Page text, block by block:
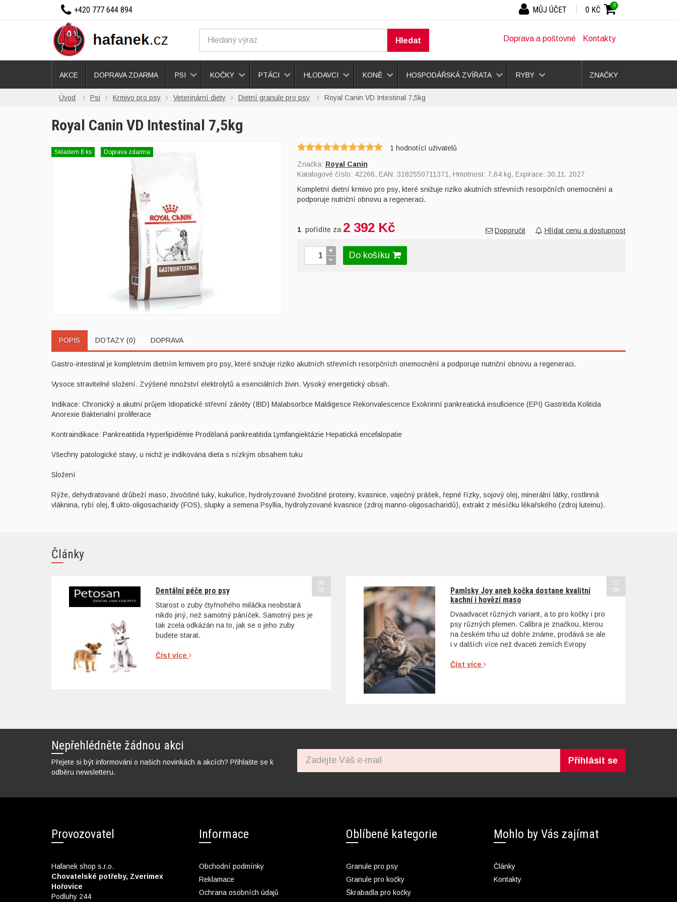
Hledat Doprava a poštovné Kontakty
Úvod Psi Krmivo pro psy Veterinární diety Dietní granule pro psy Royal Canin VD Intestinal 7,5kg
Royal Canin VD Intestinal 7,5kg
Skladem 8 ks Doprava zdarma 1 hodnotící uživatelů
Značka: Royal Canin
Katalogové číslo: 42266, EAN: 3182550711371 , Hmotnost: 7,64 kg, Expirace: 30.11. 2027
Kompletní dietní krmivo pro psy, které snižuje riziko akutních střevních resorpčních onemocnění a
podporuje nutriční obnovu a regeneraci.
Doporučit Hlídat cenu a dostupnost
1 pořídíte za 2 392 Kč
Do košíku
POPIS DOTAZY (0) DOPRAVA
Gastro-intestinal je kompletním dietním krmivem pro psy, které snižuje riziko akutních střevních resorpčních onemocnění a podporuje nutriční obnovu a regeneraci.
Vysoce stravitelné složení. Zvýšené množství elektrolytů a esenciálních živin. Vysoký energetický obsah.
Indikace: Chronický a akutní průjem Idiopatické střevní záněty (IBD) Malabsorbce Maldigesce Rekonvalescence Exokrinní pankreatická insuficience (EPI) Gastritida Kolitida
Anorexie Bakterialní proliferace
Kontraindikace: Pankreatitida Hyperlipidémie Prodělaná pankreatitida Lymfangiektázie Hepatická encefalopatie
Všechny patologické stavy, u nichž je indikována dieta s nízkým obsahem tuku
Složení
Rýže, dehydratované drůbeží maso, živočišné tuky, kukuřice, hydrolyzované živočišné proteiny, kvasnice, vaječný prášek, řepné řízky, sojový olej, minerální látky, rostlinná
vláknina, rybí olej, fl ukto-oligosacharidy (FOS), slupky a semena Psyllia, hydrolyzované kvasnice (zdroj manno-oligosacharidů), extrakt z měsíčku lékařského (zdroj luteinu).
Články
Dentální péče pro psy
Starost o zuby čtyřnohého miláčka neobstará
nikdo jiný, než samotný páníček. Samotný pes je
tak zcela odkázán na to, jak se o jeho zuby
budete starat.
Číst více
06
01
Pamlsky Joy aneb kočka dostane kvalitní
kachní i hovězí maso
Dvaadvacet různých variant, a to pro kočky i pro
psy různých plemen. Calibra je značkou, kterou
na českém trhu už dobře známe, prodává se ale
i v dalších více než dvaceti zemích Evropy
Číst více
27
08
Nepřehlédněte žádnou akci
Přejete si být informováni o našich novinkách a akcích? Přihlašte se k
odběru newsletteru.
Přihlásit se
Provozovatel
Hafanek shop s.r.o.
Chovatelské potřeby, Zverimex
Hořovice
Podluhy 244
Informace
Obchodní podmínky
Reklamace
Ochrana osobních údajů
Oblíbené kategorie
Granule pro psy
Granule pro kočky
Škrabadla pro kočky
Mohlo by Vás zajímat
Články
Kontakty
AKCE DOPRAVA ZDARMA PSI KOČKY PTÁCI HLODAVCI KONĚ HOSPODÁŘSKÁ ZVÍŘATA RYBY ZNAČKY
0 KČ 0
MŮJ ÚČET
+420 777 644 894